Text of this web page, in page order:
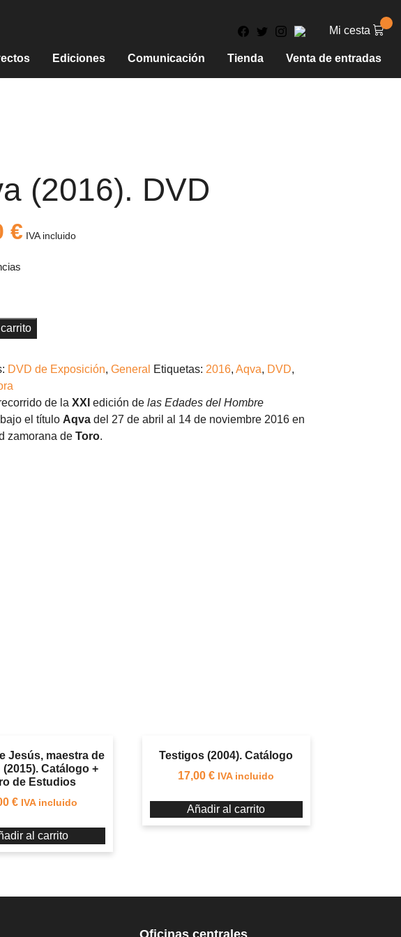
Mi cesta
Ediciones Comunicación Tienda Venta de entradas
(2016). DVD
€ IVA incluido
DVD de Exposición, General Etiquetas: 2016, Aqva, DVD,
de la XXI edición de las Edades del Hombre
el título Aqva del 27 de abril al 14 de noviembre 2016 en
zamorana de Toro.
Jesús, maestra de
Catálogo +
de Estudios
€ IVA incluido
al carrito
Testigos (2004). Catálogo
17,00€ IVA incluido
Añadir al carrito
Oficinas centrales